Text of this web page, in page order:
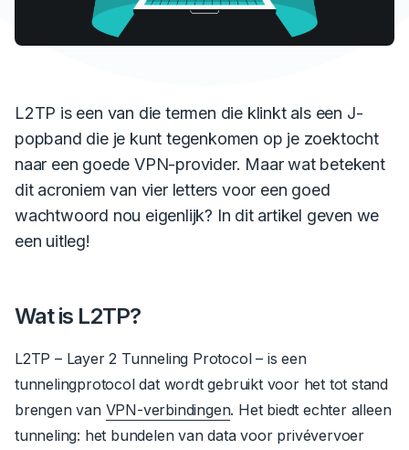
L2TP is een van die termen die klinkt als een J-
popband die je kunt tegenkomen op je zoektocht
naar een goede VPN-provider. Maar wat betekent
dit acroniem van vier letters voor een goed
wachtwoord nou eigenlijk? In dit artikel geven we
een uitleg!
Wat is L2TP?
L2TP – Layer 2 Tunneling Protocol – is een
tunnelingprotocol dat wordt gebruikt voor het tot stand
brengen van VPN-verbindingen. Het biedt echter alleen
tunneling: het bundelen van data voor privévervoer